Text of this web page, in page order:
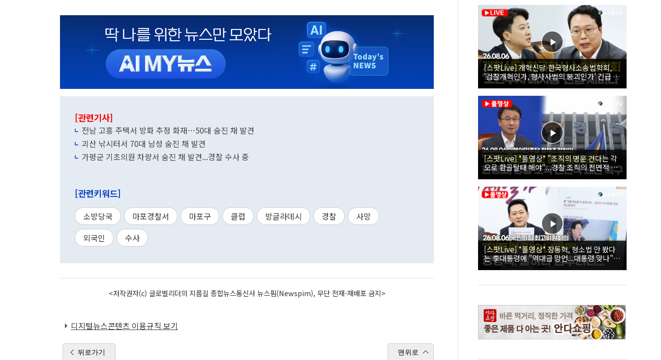
[관련기사]
전남 고흥 주택서 방화 추정 화재…50대 숨진 채 발견
괴산 낚시터서 70대 남성 숨진 채 발견
가평군 기초의원 차량서 숨진 채 발견...경찰 수사 중
[관련키워드]
소방당국 마포경찰서 마포구 클럽 방글라데시 경찰
사망
외국인
수사
<저작권자(c) 글로벌리더의 지름길 종합뉴스통신사 뉴스핌(Newspim), 무단 전재-재배포 금지>
디지털뉴스콘텐츠 이용규칙 보기
뒤로가기 맨위로
[스팟Live] 개혁신당·한국형사소송법학회,
'검찰개혁인가, 형사사법의 붕괴인가' 긴급 세
미나｜26.08.06
[스팟Live] *풀영상* "조직의 명운 건다는 각
오로 환골탈태 해야"...경찰 조직의 전면적 쇄
신 촉구한 한병도 | 26.08.06 더불어민주당 정
책조정회의
[스팟Live] *풀영상* 장동혁, 형소법 안 봤다
는 李대통령에 "역대급 망언...대통령 맞나"｜
26.08.06 국민의힘 최고위원회의